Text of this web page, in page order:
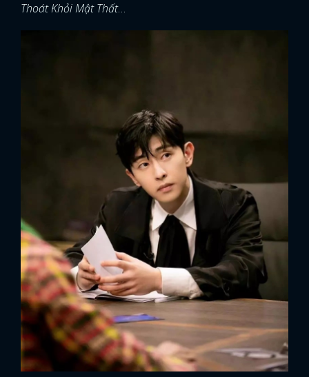
Thoát Khỏi Mật Thất…